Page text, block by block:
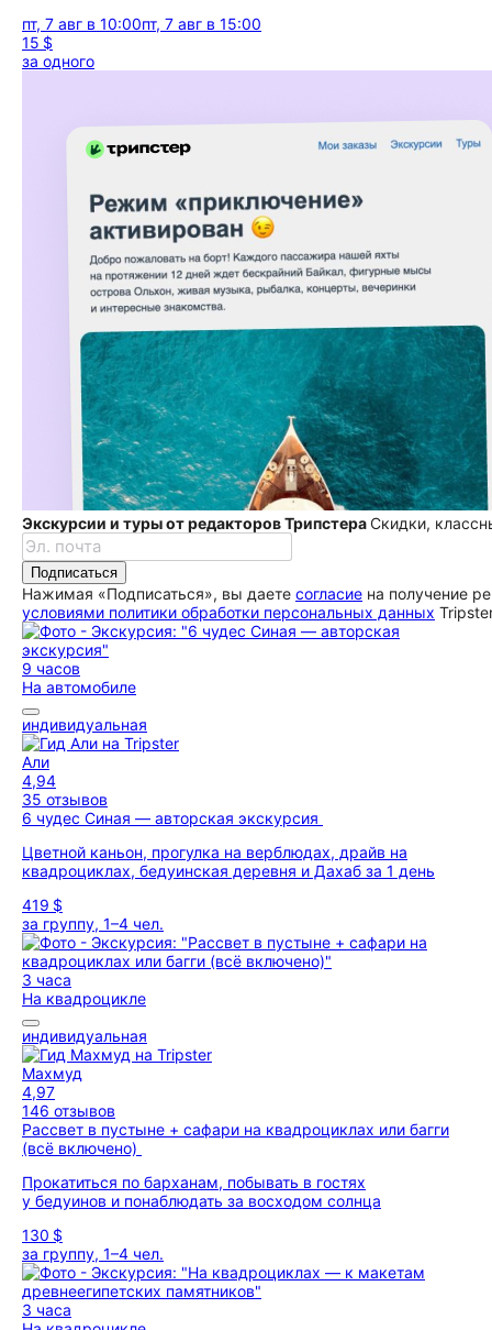
пт, 7 авг в 10:00пт, 7 авг в 15:00
15 $
за одного
Экскурсии и туры от редакторов ТрипстераСкидки,
Подписаться
Нажимая «Подписаться», вы даете согласие на получение
условиями политики обработки персональных данных
9 часов
На автомобиле
индивидуальная
Али
4,94
35 отзывов
6 чудес Синая — авторская экскурсия
Цветной каньон, прогулка на верблюдах, драйв на
квадроциклах, бедуинская деревня и Дахаб за 1 день
419 $
за группу, 1–4 чел.
3 часа
На квадроцикле
индивидуальная
Махмуд
4,97
146 отзывов
Рассвет в пустыне + сафари на квадроциклах или багги
(всё включено)
Прокатиться по барханам, побывать в гостях
у бедуинов и понаблюдать за восходом солнца
130 $
за группу, 1–4 чел.
3 часа